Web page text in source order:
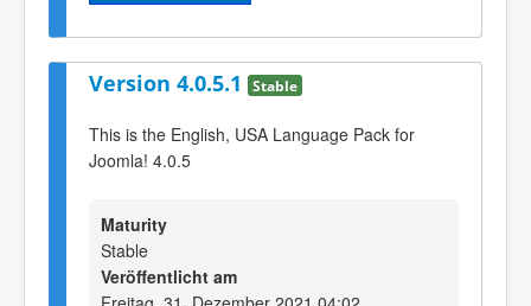
Version 4.0.5.1 Stable
This is the English, USA Language Pack for
Joomla! 4.0.5
Maturity
Stable
Veröffentlicht am